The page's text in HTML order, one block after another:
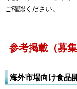
ご確認ください。
参考掲載（募集
海外市場向け食品